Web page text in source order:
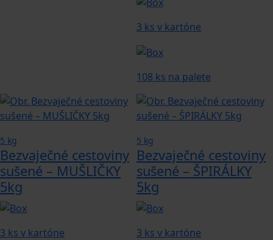
3 ks v kartóne
108 ks na palete
5 kg
Bezvaječné cestoviny
sušené – MUŠLIČKY
5kg
3 ks v kartóne
5 kg
Bezvaječné cestoviny
sušené – ŠPIRÁLKY
5kg
3 ks v kartóne